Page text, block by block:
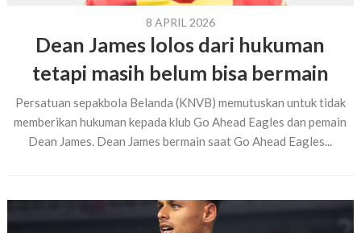
8 APRIL 2026
Dean James lolos dari hukuman
tetapi masih belum bisa bermain
Persatuan sepakbola Belanda (KNVB) memutuskan untuk tidak
memberikan hukuman kepada klub Go Ahead Eagles dan pemain
Dean James. Dean James bermain saat Go Ahead Eagles...